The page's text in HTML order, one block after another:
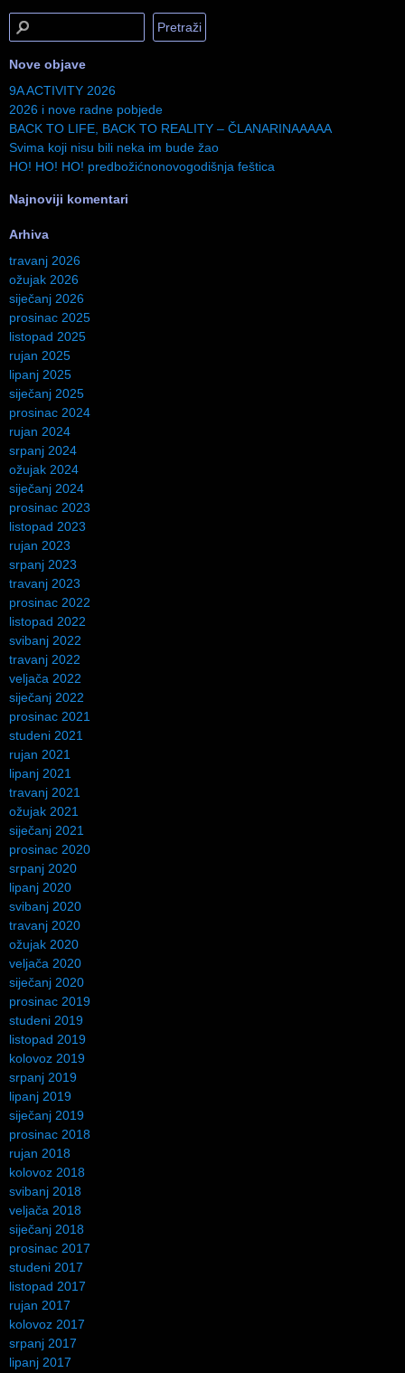
Nove objave
9A ACTIVITY 2026
2026 i nove radne pobjede
BACK TO LIFE, BACK TO REALITY – ČLANARINAAAAA
Svima koji nisu bili neka im bude žao
HO! HO! HO! predbožićnonovogodišnja feštica
Najnoviji komentari
Arhiva
travanj 2026
ožujak 2026
siječanj 2026
prosinac 2025
listopad 2025
rujan 2025
lipanj 2025
siječanj 2025
prosinac 2024
rujan 2024
srpanj 2024
ožujak 2024
siječanj 2024
prosinac 2023
listopad 2023
rujan 2023
srpanj 2023
travanj 2023
prosinac 2022
listopad 2022
svibanj 2022
travanj 2022
veljača 2022
siječanj 2022
prosinac 2021
studeni 2021
rujan 2021
lipanj 2021
travanj 2021
ožujak 2021
siječanj 2021
prosinac 2020
srpanj 2020
lipanj 2020
svibanj 2020
travanj 2020
ožujak 2020
veljača 2020
siječanj 2020
prosinac 2019
studeni 2019
listopad 2019
kolovoz 2019
srpanj 2019
lipanj 2019
siječanj 2019
prosinac 2018
rujan 2018
kolovoz 2018
svibanj 2018
veljača 2018
siječanj 2018
prosinac 2017
studeni 2017
listopad 2017
rujan 2017
kolovoz 2017
srpanj 2017
lipanj 2017